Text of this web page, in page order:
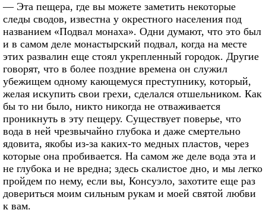
— Эта пещера, где вы можете заметить некоторые
следы сводов, известна у окрестного населения под
названием «Подвал монаха». Одни думают, что это был
и в самом деле монастырский подвал, когда на месте
этих развалин еще стоял укрепленный городок. Другие
говорят, что в более поздние времена он служил
убежищем одному кающемуся преступнику, который,
желая искупить свои грехи, сделался отшельником. Как
бы то ни было, никто никогда не отваживается
проникнуть в эту пещеру. Существует поверье, что
вода в ней чрезвычайно глубока и даже смертельно
ядовита, якобы из-за каких-то медных пластов, через
которые она пробивается. На самом же деле вода эта и
не глубока и не вредна; здесь скалистое дно, и мы легко
пройдем по нему, если вы, Консуэло, захотите еще раз
довериться моим сильным рукам и моей святой любви
к вам.